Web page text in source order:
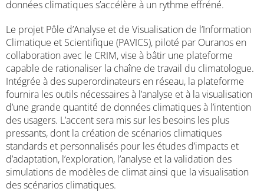
données climatiques s’accélère à un rythme effréné.
Le projet Pôle d’Analyse et de Visualisation de l’Information
Climatique et Scientifique (PAVICS), piloté par Ouranos en
collaboration avec le CRIM, vise à bâtir une plateforme
capable de rationaliser la chaîne de travail du climatologue.
Intégrée à des superordinateurs en réseau, la plateforme
fournira les outils nécessaires à l’analyse et à la visualisation
d’une grande quantité de données climatiques à l’intention
des usagers. L’accent sera mis sur les besoins les plus
pressants, dont la création de scénarios climatiques
standards et personnalisés pour les études d’impacts et
d’adaptation, l’exploration, l’analyse et la validation des
simulations de modèles de climat ainsi que la visualisation
des scénarios climatiques.